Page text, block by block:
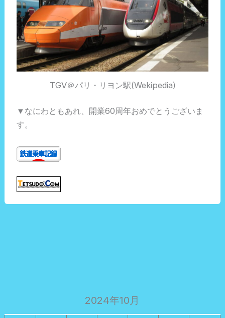
2024年10月
TGV＠パリ・リヨン駅(Wekipedia)
▼なにわともあれ、開業60周年おめでとうございま
す。